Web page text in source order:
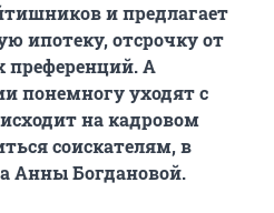
и предлагает
ипотеку, отсрочку от
преференций. А
понемногу уходят с
на кадровом
соискателям, в
Анны Богдановой.